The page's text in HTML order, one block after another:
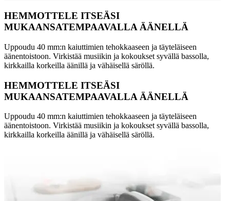
HEMMOTTELE ITSEÄSI
MUKAANSATEMPAAVALLA ÄÄNELLÄ
Uppoudu 40 mm:n kaiuttimien tehokkaaseen ja täyteläiseen
äänentoistoon. Virkistää musiikin ja kokoukset syvällä bassolla,
kirkkailla korkeilla äänillä ja vähäisellä säröllä.
HEMMOTTELE ITSEÄSI
MUKAANSATEMPAAVALLA ÄÄNELLÄ
Uppoudu 40 mm:n kaiuttimien tehokkaaseen ja täyteläiseen
äänentoistoon. Virkistää musiikin ja kokoukset syvällä bassolla,
kirkkailla korkeilla äänillä ja vähäisellä säröllä.